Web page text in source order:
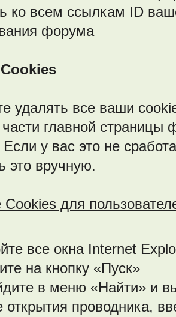
ко всем ссылкам ID
форума
удалять все ваши
главной страницы
у вас это не
это вручную.
Cookies для
все окна Internet
на кнопку «Пуск»
в меню «Найти» и
открытия проводника,